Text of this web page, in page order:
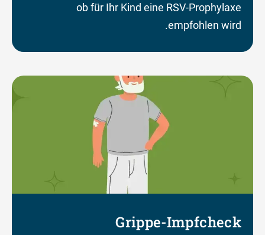
ob für Ihr Kind eine RSV-Prophylaxe
empfohlen wird.
Grippe-Impfcheck